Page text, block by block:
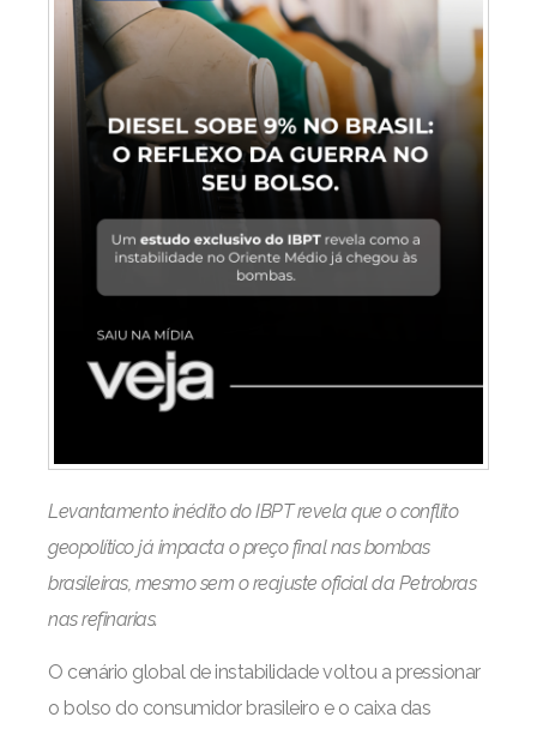
Levantamento inédito do IBPT revela que o conflito
geopolítico já impacta o preço final nas bombas
brasileiras, mesmo sem o reajuste oficial da Petrobras
nas refinarias.
O cenário global de instabilidade voltou a pressionar
o bolso do consumidor brasileiro e o caixa das